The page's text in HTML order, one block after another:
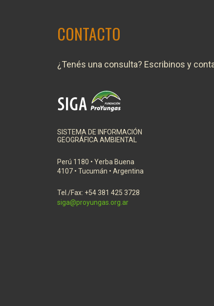
CONTACTO
¿Tenés una consulta? Escribinos y
SISTEMA DE INFORMACIÓN
GEOGRÁFICA AMBIENTAL
Perú 1180 • Yerba Buena
4107 • Tucumán • Argentina
Tel./Fax: +54 381 425 3728
siga@proyungas.org.ar